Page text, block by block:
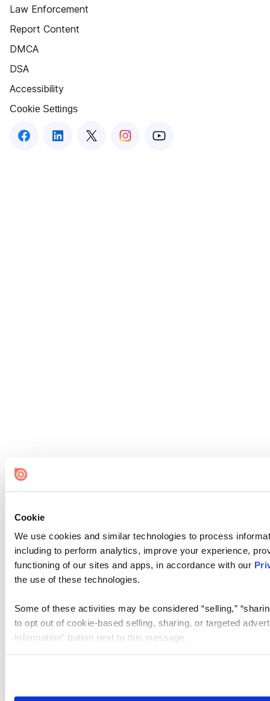
Cookie
We use cookies and similar technologies to process
including to perform analytics, improve your experience,
functioning of our sites and apps, in accordance with our
the use of these technologies.
Some of these activities may be considered “selling,”
to opt out of cookie-based selling, sharing, or targeted
Information” button next to this message.
need to be set again.
Law Enforcement
Report Content
DMCA
DSA
Accessibility
Cookie Settings